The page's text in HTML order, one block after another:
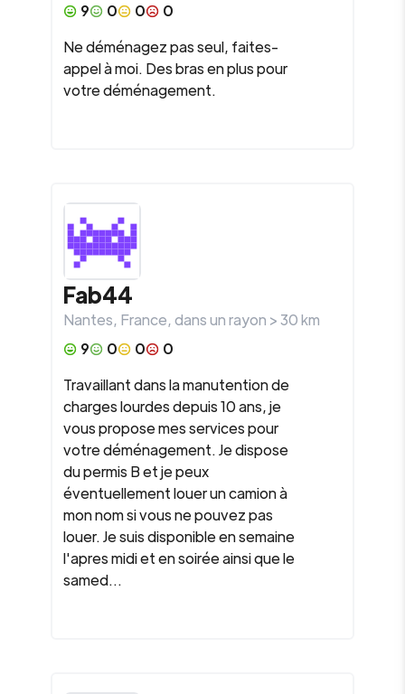
9
0 0
0
Ne déménagez pas seul, faites-
appel à moi. Des bras en plus pour
votre déménagement.
Fab44
Nantes, France, dans un rayon >30km
9
0 0
0
Travaillant dans la manutention de
charges lourdes depuis 10 ans, je
vous propose mes services pour
votre déménagement. Je dispose
du permis B et je peux
éventuellement louer un camion à
mon nom si vous ne pouvez pas
louer. Je suis disponible en semaine
l'apres midi et en soirée ainsi que le
samed...